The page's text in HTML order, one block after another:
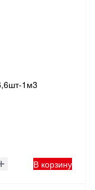
1м3
В корзину